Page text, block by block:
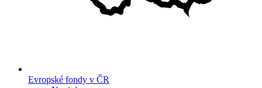
Evropské fondy v ČR